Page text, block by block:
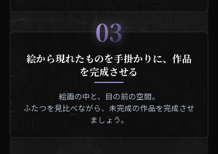
03
絵から現れたものを手掛かりに、作品
を完成させる
絵画の中と、目の前の空間。
ふたつを見比べながら、未完成の作品を完成させ
ましょう。